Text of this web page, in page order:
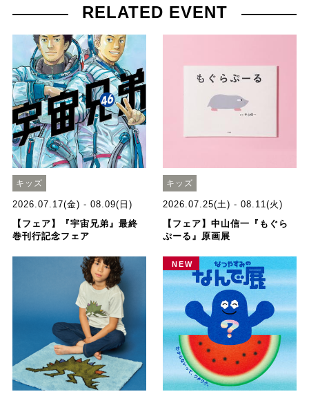
RELATED EVENT
キッズ
2026.07.17(金) - 08.09(日)
【フェア】『宇宙兄弟』最終
巻刊行記念フェア
キッズ
2026.07.25(土) - 08.11(火)
【フェア】中山信一『もぐら
ぷーる』原画展
NEW